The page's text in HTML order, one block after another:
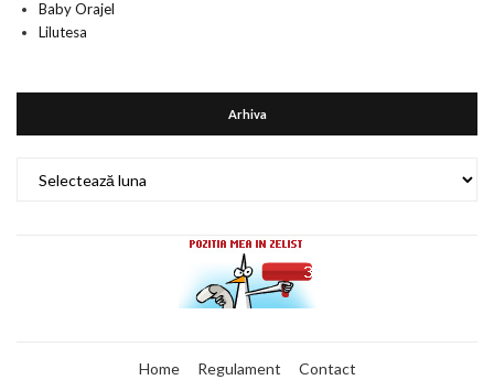
Baby Orajel
Lilutesa
Arhiva
Home Regulament Contact